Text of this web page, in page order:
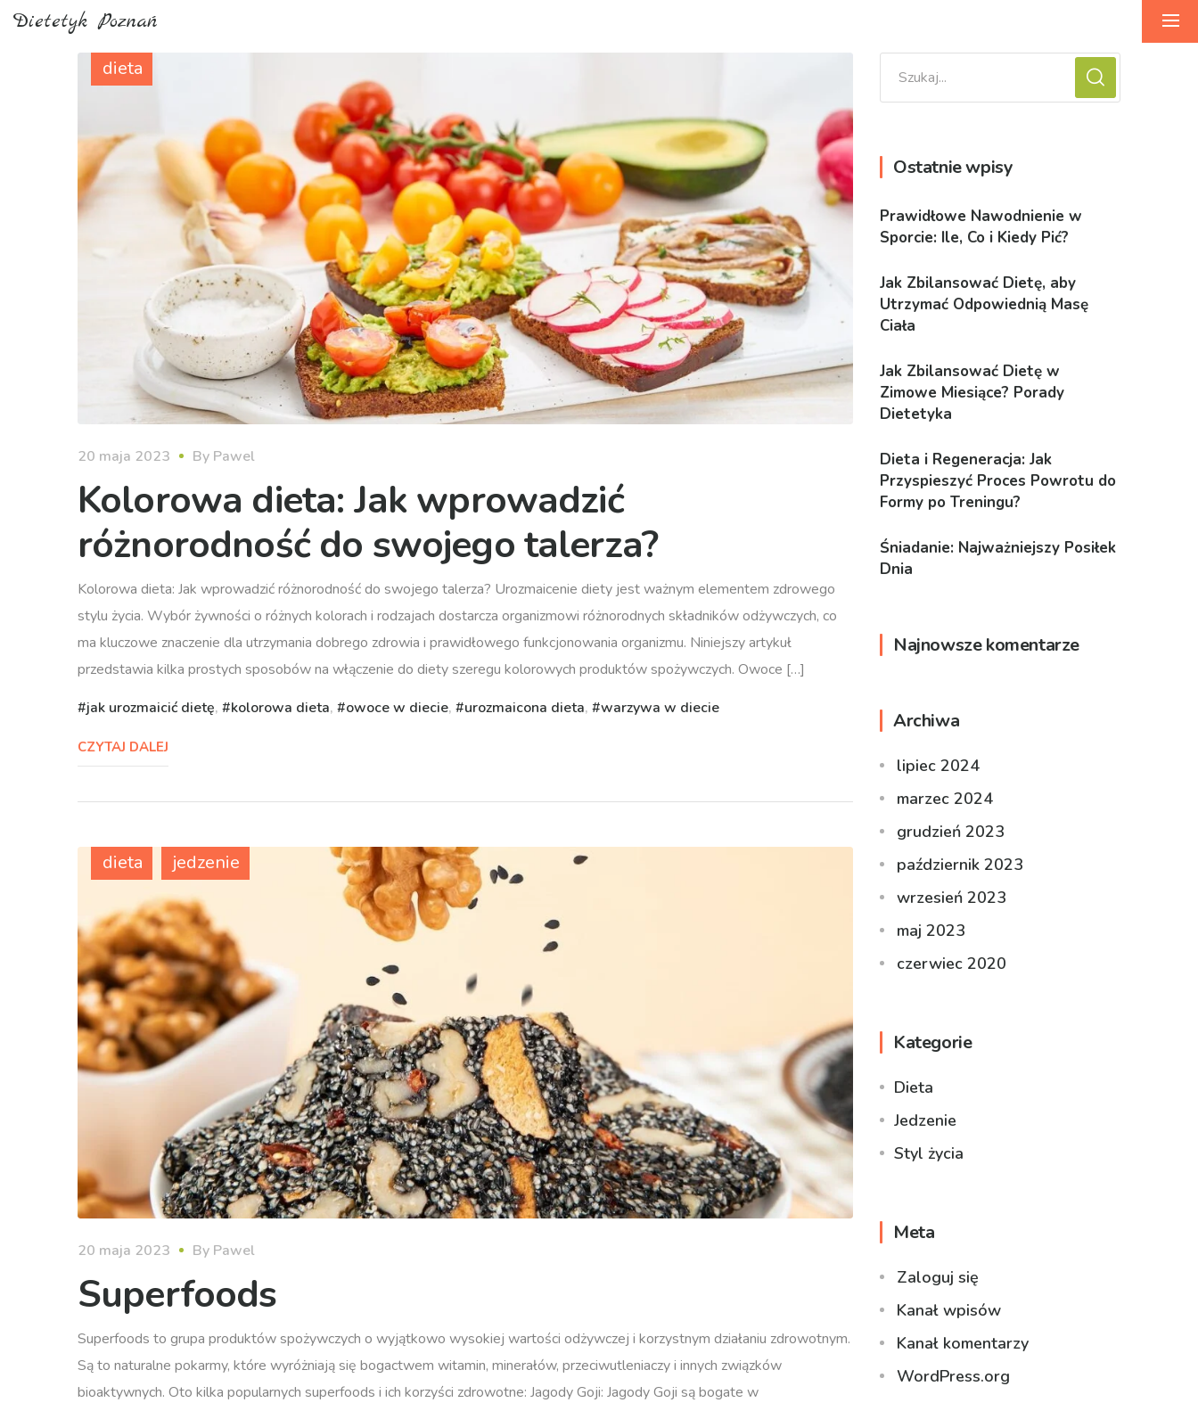
Dietetyk Poznań
dieta
20 maja 2023 By Pawel
Kolorowa dieta: Jak wprowadzić
różnorodność do swojego talerza?
Kolorowa dieta: Jak wprowadzić różnorodność do swojego talerza? Urozmaicenie diety jest ważnym elementem zdrowego
stylu życia. Wybór żywności o różnych kolorach i rodzajach dostarcza organizmowi różnorodnych składników odżywczych, co
ma kluczowe znaczenie dla utrzymania dobrego zdrowia i prawidłowego funkcjonowania organizmu. Niniejszy artykuł
przedstawia kilka prostych sposobów na włączenie do diety szeregu kolorowych produktów spożywczych. Owoce […]
jak urozmaicić dietę, kolorowa dieta, owoce w diecie, urozmaicona dieta, warzywa w diecie
CZYTAJ DALEJ
dieta jedzenie
20 maja 2023 By Pawel
Superfoods
Superfoods to grupa produktów spożywczych o wyjątkowo wysokiej wartości odżywczej i korzystnym działaniu zdrowotnym.
Są to naturalne pokarmy, które wyróżniają się bogactwem witamin, minerałów, przeciwutleniaczy i innych związków
bioaktywnych. Oto kilka popularnych superfoods i ich korzyści zdrowotne: Jagody Goji: Jagody Goji są bogate w
Ostatnie wpisy
Prawidłowe Nawodnienie w
Sporcie: Ile, Co i Kiedy Pić?
Jak Zbilansować Dietę, aby
Utrzymać Odpowiednią Masę
Ciała
Jak Zbilansować Dietę w
Zimowe Miesiące? Porady
Dietetyka
Dieta i Regeneracja: Jak
Przyspieszyć Proces Powrotu do
Formy po Treningu?
Śniadanie: Najważniejszy Posiłek
Dnia
Najnowsze komentarze
Archiwa
lipiec 2024
marzec 2024
grudzień 2023
październik 2023
wrzesień 2023
maj 2023
czerwiec 2020
Kategorie
Dieta
Jedzenie
Styl życia
Meta
Zaloguj się
Kanał wpisów
Kanał komentarzy
WordPress.org